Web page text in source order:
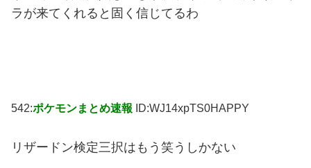
ラが来てくれると固く信じてるわ
542:ポケモンまとめ速報 ID:WJ14xpTS0HAPPY
リザードン検定三択はもう笑うしかない